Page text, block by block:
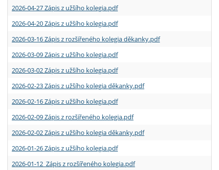
2026-04-27 Zápis z užšího kolegia.pdf
2026-04-20 Zápis z užšího kolegia.pdf
2026-03-16 Zápis z rozšířeného kolegia děkanky.pdf
2026-03-09 Zápis z užšího kolegia.pdf
2026-03-02 Zápis z užšího kolegia.pdf
2026-02-23 Zápis z užšího kolegia děkanky.pdf
2026-02-16 Zápis z užšího kolegia.pdf
2026-02-09 Zápis z rozšířeného kolegia.pdf
2026-02-02 Zápis z užšího kolegia děkanky.pdf
2026-01-26 Zápis z užšího kolegia.pdf
2026-01-12 Zápis z rozšířeného kolegia.pdf